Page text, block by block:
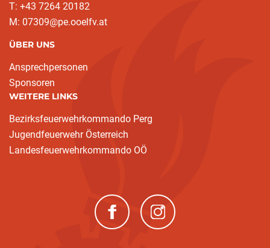
T: +43 7264 20182
M: 07309@pe.ooelfv.at
ÜBER UNS
Ansprechpersonen
Sponsoren
WEITERE LINKS
Bezirksfeuerwehrkommando Perg
Jugendfeuerwehr Österreich
Landesfeuerwehrkommando OÖ
(neues Fenster)(neues Fenster)